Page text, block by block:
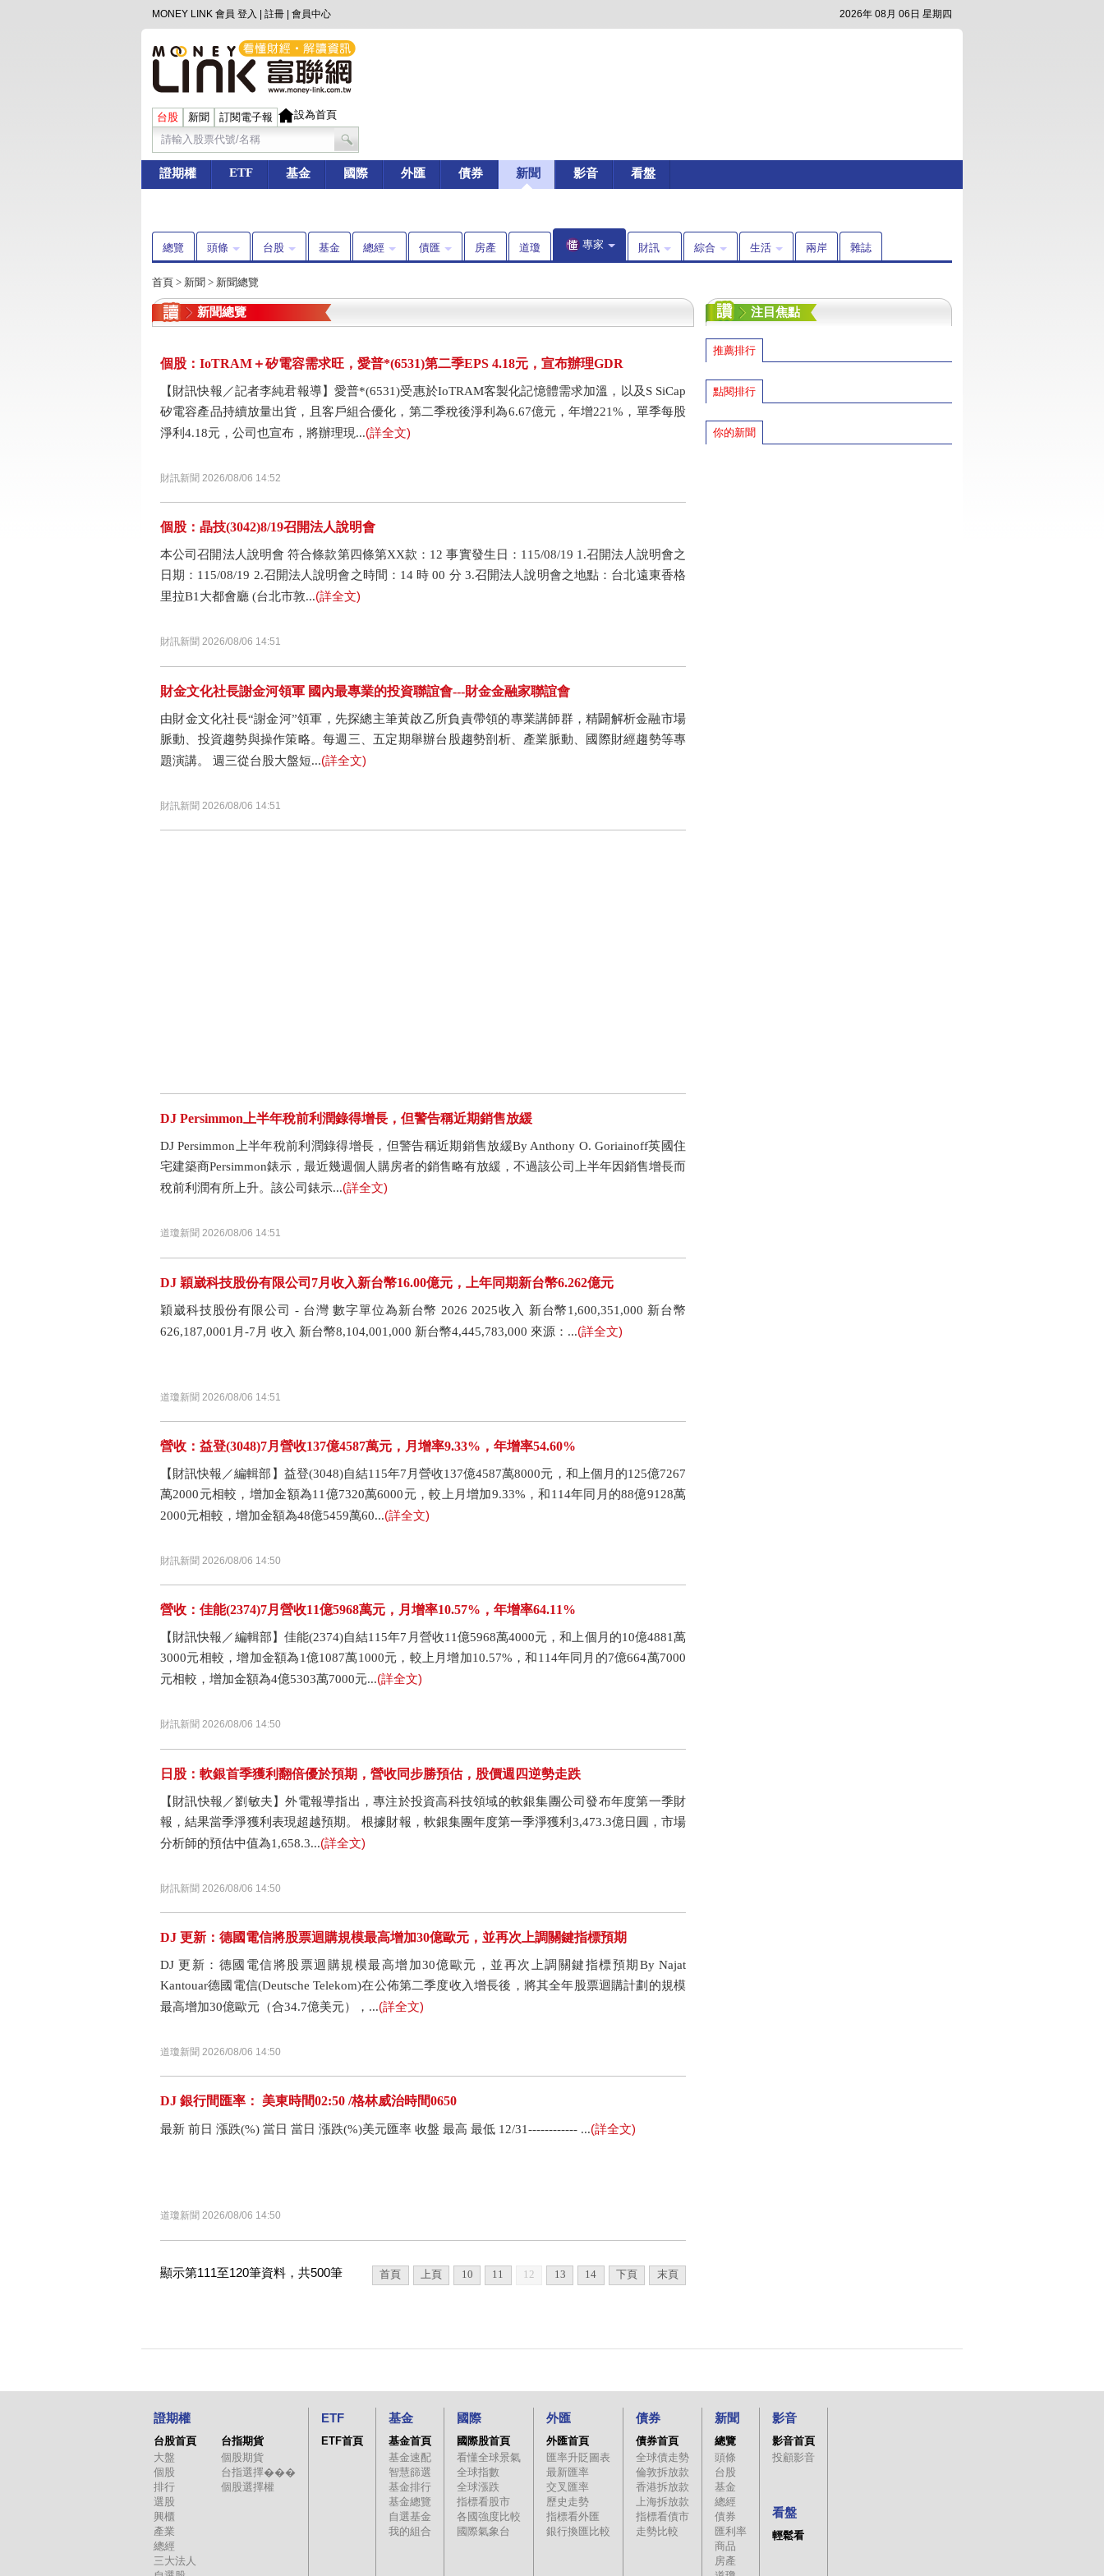
MONEY LINK 會員 登入 註冊 會員中心 2026年 08月 06日 星期四
台股 新聞 訂閱電子報 設為首頁
證期權 ETF 基金 國際 外匯 債券 新聞 影音 看盤
總覽 頭條 台股 基金 總經 債匯 房產 道瓊 專家 財訊 綜合 生活 兩岸 雜誌
首頁 > 新聞 > 新聞總覽
新聞總覽
個股：IoTRAM＋矽電容需求旺，愛普*(6531)第二季EPS 4.18元，宣布辦理GDR
【財訊快報／記者李純君報導】愛普*(6531)受惠於IoTRAM客製化記憶體需求加溫，以及S SiCap
矽電容產品持續放量出貨，且客戶組合優化，第二季稅後淨利為6.67億元，年增221%，單季每股
淨利4.18元，公司也宣布，將辦理現...(詳全文)
財訊新聞 2026/08/06 14:52
個股：晶技(3042)8/19召開法人說明會
本公司召開法人說明會 符合條款第四條第XX款：12 事實發生日：115/08/19 1.召開法人說明會之
日期：115/08/19 2.召開法人說明會之時間：14 時 00 分 3.召開法人說明會之地點：台北遠東香格
里拉B1大都會廳 (台北市敦...(詳全文)
財訊新聞 2026/08/06 14:51
財金文化社長謝金河領軍 國內最專業的投資聯誼會---財金金融家聯誼會
由財金文化社長“謝金河”領軍，先探總主筆黃啟乙所負責帶領的專業講師群，精闢解析金融市場
脈動、投資趨勢與操作策略。每週三、五定期舉辦台股趨勢剖析、產業脈動、國際財經趨勢等專
題演講。 週三從台股大盤短...(詳全文)
財訊新聞 2026/08/06 14:51
DJ Persimmon上半年稅前利潤錄得增長，但警告稱近期銷售放緩
DJ Persimmon上半年稅前利潤錄得增長，但警告稱近期銷售放緩By Anthony O. Goriainoff英國住
宅建築商Persimmon錶示，最近幾週個人購房者的銷售略有放緩，不過該公司上半年因銷售增長而
稅前利潤有所上升。該公司錶示...(詳全文)
道瓊新聞 2026/08/06 14:51
DJ 穎崴科技股份有限公司7月收入新台幣16.00億元，上年同期新台幣6.262億元
穎崴科技股份有限公司 - 台灣 數字單位為新台幣 2026 2025收入 新台幣1,600,351,000 新台幣
626,187,0001月-7月 收入 新台幣8,104,001,000 新台幣4,445,783,000 來源：...(詳全文)
道瓊新聞 2026/08/06 14:51
營收：益登(3048)7月營收137億4587萬元，月增率9.33%，年增率54.60%
【財訊快報／編輯部】益登(3048)自結115年7月營收137億4587萬8000元，和上個月的125億7267
萬2000元相較，增加金額為11億7320萬6000元，較上月增加9.33%，和114年同月的88億9128萬
2000元相較，增加金額為48億5459萬60...(詳全文)
財訊新聞 2026/08/06 14:50
營收：佳能(2374)7月營收11億5968萬元，月增率10.57%，年增率64.11%
【財訊快報／編輯部】佳能(2374)自結115年7月營收11億5968萬4000元，和上個月的10億4881萬
3000元相較，增加金額為1億1087萬1000元，較上月增加10.57%，和114年同月的7億664萬7000
元相較，增加金額為4億5303萬7000元...(詳全文)
財訊新聞 2026/08/06 14:50
日股：軟銀首季獲利翻倍優於預期，營收同步勝預估，股價週四逆勢走跌
【財訊快報／劉敏夫】外電報導指出，專注於投資高科技領域的軟銀集團公司發布年度第一季財
報，結果當季淨獲利表現超越預期。 根據財報，軟銀集團年度第一季淨獲利3,473.3億日圓，市場
分析師的預估中值為1,658.3...(詳全文)
財訊新聞 2026/08/06 14:50
DJ 更新：德國電信將股票迴購規模最高增加30億歐元，並再次上調關鍵指標預期
DJ 更新：德國電信將股票迴購規模最高增加30億歐元，並再次上調關鍵指標預期By Najat
Kantouar德國電信(Deutsche Telekom)在公佈第二季度收入增長後，將其全年股票迴購計劃的規模
最高增加30億歐元（合34.7億美元），...(詳全文)
道瓊新聞 2026/08/06 14:50
DJ 銀行間匯率： 美東時間02:50 /格林威治時間0650
最新 前日 漲跌(%) 當日 當日 漲跌(%)美元匯率 收盤 最高 最低 12/31------------ ...(詳全文)
道瓊新聞 2026/08/06 14:50
顯示第111至120筆資料，共500筆 首頁 上頁 10 11 12 13 14 下頁 末頁
注目焦點
推薦排行
點閱排行
你的新聞
證期權
台股首頁
大盤
個股
排行
選股
興櫃
產業
總經
三大法人
台指期貨
個股期貨
台指選擇���
個股選擇權
ETF
ETF首頁
基金
基金首頁
基金速配
智慧篩選
基金排行
基金總覽
自選基金
我的組合
國際
國際股首頁
看懂全球景氣
全球指數
全球漲跌
指標看股市
各國強度比較
國際氣象台
外匯
外匯首頁
匯率升貶圖表
最新匯率
交叉匯率
歷史走勢
指標看外匯
銀行換匯比較
債券
債券首頁
全球債走勢
倫敦拆放款
香港拆放款
上海拆放款
指標看債市
走勢比較
新聞
總覽
頭條
台股
基金
總經
債券
匯利率
商品
房產
影音
影音首頁
投顧影音
看盤
輕鬆看